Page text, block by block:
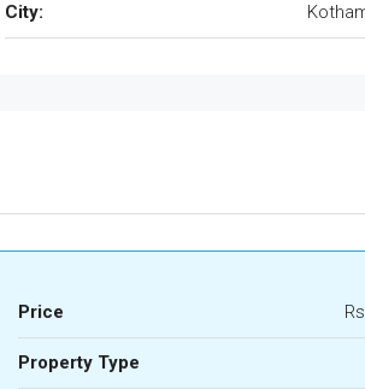
City:
Price
Property Type